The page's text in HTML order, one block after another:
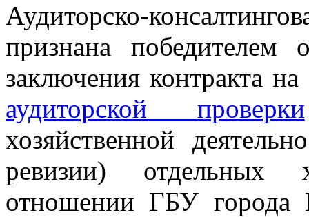
Аудиторско-
признана победителем
заключения контракта
аудиторской проверки
хозяйственной
ревизии) отдельных
отношении ГБУ